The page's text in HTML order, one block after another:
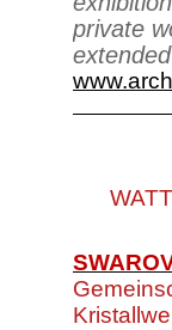
private